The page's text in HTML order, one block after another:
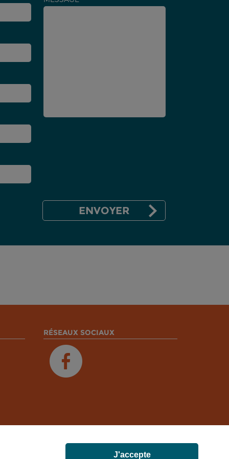
RÉSEAUX SOCIAUX
J'accepte